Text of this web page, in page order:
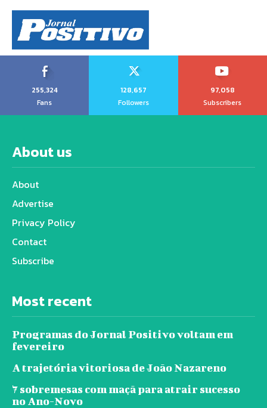
255,324
Fans
128,657
Followers
97,058
Subscribers
About us
About
Advertise
Privacy Policy
Contact
Subscribe
Most recent
Programas do Jornal Positivo voltam em
fevereiro
A trajetória vitoriosa de João Nazareno
7 sobremesas com maçã para atrair sucesso
no Ano-Novo